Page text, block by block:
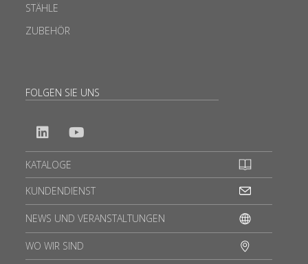
STÄHLE
ZUBEHÖR
FOLGEN SIE UNS
KATALOGE
KUNDENDIENST
NEWS UND VERANSTALTUNGEN
WO WIR SIND